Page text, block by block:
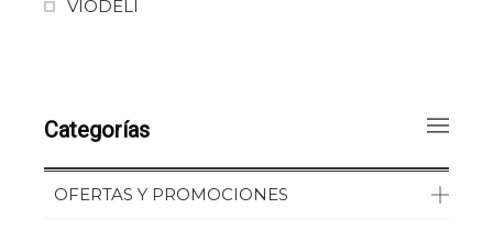
VIODELI
Categorías
OFERTAS Y PROMOCIONES